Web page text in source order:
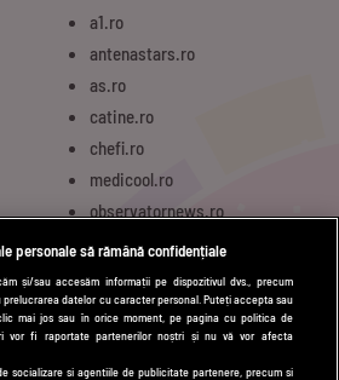
a1.ro
antenastars.ro
as.ro
catine.ro
chefi.ro
medicool.ro
observatornews.ro
spynews.ro
tvhappy.ro
useit.ro
zutv.ro
Trends AntenaPLAY
personale să rămână confidențiale
și/sau accesăm informații pe dispozitivul dvs., precum
datelor cu caracter personal. Puteți accepta sau
mai jos sau în orice moment, pe pagina cu politica de
vor fi raportate partenerilor noștri și nu vă vor afecta
socializare si agentiile de publicitate partenere, precum si